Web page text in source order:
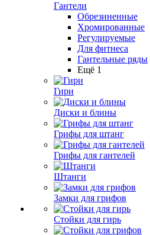
Гантели
Обрезиненные
Хромированные
Регулируемые
Для фитнеса
Гантельные ряды
Ещё 1
Гири
Диски и блины
Грифы для штанг
Грифы для гантелей
Штанги
Замки для грифов
Стойки для гирь